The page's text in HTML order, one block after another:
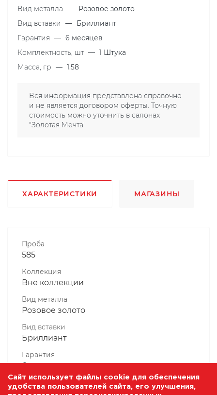
Вид металла — Розовое золото
Вид вставки
— Бриллиант
Гарантия — 6 месяцев
Комплектность, шт — 1 Штука
Масса, гр — 1.58
Вся информация представлена справочно
и не является договором оферты. Точную
стоимость можно уточнить в салонах
"Золотая Мечта"
ХАРАКТЕРИСТИКИ МАГАЗИНЫ
Проба
585
Коллекция
Вне коллекции
Вид металла
Розовое золото
Вид вставки
Бриллиант
Гарантия
6 месяцев
Комплектность, шт
Сайт использует файлы cookie для обеспечения
удобства пользователей сайта, его улучшения,